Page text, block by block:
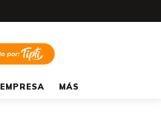
EMPRESA MÁS